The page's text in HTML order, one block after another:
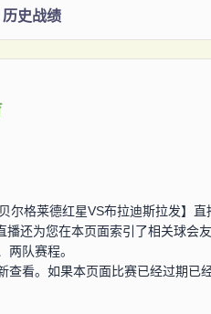
历史战绩
尔格莱德红星VS布拉迪斯拉发】
还为您在本页面索引了相关球会
队赛程。
查看。如果本页面比赛已经过期已